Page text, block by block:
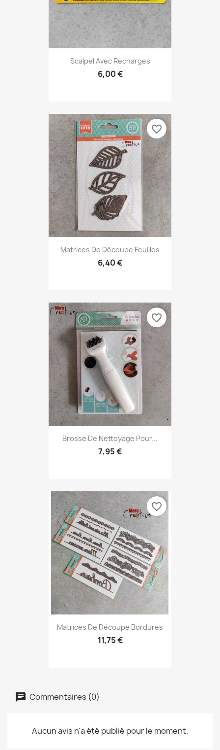
Scalpel Avec Recharges
6,00 €
Matrices De Découpe Feuilles
6,40 €
favorite_border
Brosse De Nettoyage Pour...
7,95 €
favorite_border
Matrices De Découpe Bordures
11,75 €
favorite_border
Commentaires (0)
Aucun avis n'a été publié pour le moment.